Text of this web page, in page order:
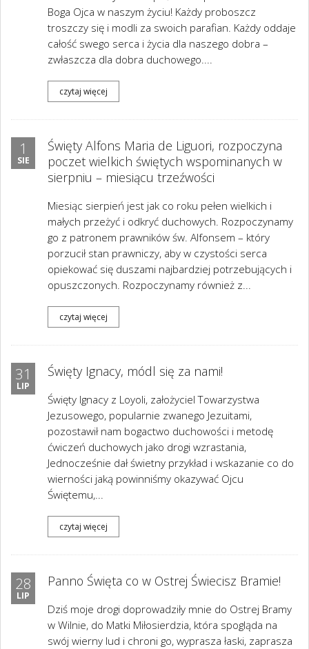
Boga Ojca w naszym życiu! Każdy proboszcz
troszczy się i modli za swoich parafian. Każdy oddaje
całość swego serca i życia dla naszego dobra –
zwłaszcza dla dobra duchowego....
czytaj więcej
1
SIE
Święty Alfons Maria de Liguori, rozpoczyna
poczet wielkich świętych wspominanych w
sierpniu – miesiącu trzeźwości
Miesiąc sierpień jest jak co roku pełen wielkich i
małych przeżyć i odkryć duchowych. Rozpoczynamy
go z patronem prawników św. Alfonsem – który
porzucił stan prawniczy, aby w czystości serca
opiekować się duszami najbardziej potrzebujących i
opuszczonych. Rozpoczynamy również z...
czytaj więcej
31
LIP
Święty Ignacy, módl się za nami!
Święty Ignacy z Loyoli, założyciel Towarzystwa
Jezusowego, popularnie zwanego Jezuitami,
pozostawił nam bogactwo duchowości i metodę
ćwiczeń duchowych jako drogi wzrastania,
Jednocześnie dał świetny przykład i wskazanie co do
wierności jaką powinniśmy okazywać Ojcu
Świętemu,...
czytaj więcej
28
LIP
Panno Święta co w Ostrej Świecisz Bramie!
Dziś moje drogi doprowadziły mnie do Ostrej Bramy
w Wilnie, do Matki Miłosierdzia, która spogląda na
swój wierny lud i chroni go, wyprasza łaski, zaprasza